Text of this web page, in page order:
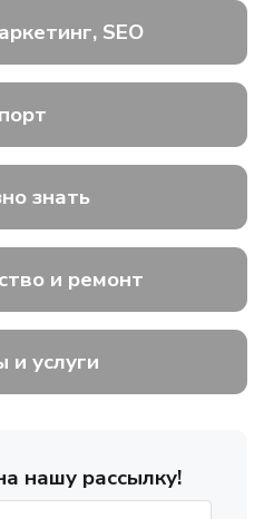
SEO
знать
и ремонт
и услуги
нашу рассылку!